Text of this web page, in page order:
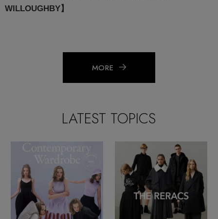
WILLOUGHBY】
MORE
LATEST TOPICS